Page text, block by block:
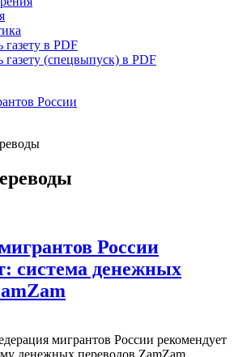
газету в PDF
газету (спецвыпуск) в PDF
России
система денежных
мигрантов России рекомендует
денежных переводов ZamZam.